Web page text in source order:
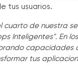
tus usuarios.
cuarto de nuestra
Inteligentes". En
capacidades
tus